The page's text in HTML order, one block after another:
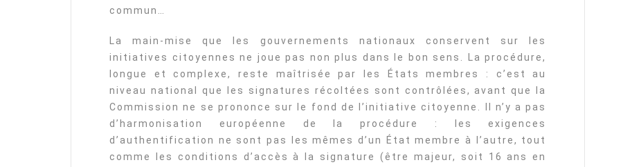
commun…
La main-mise que les gouvernements nationaux conservent sur les
initiatives citoyennes ne joue pas non plus dans le bon sens. La procédure,
longue et complexe, reste maîtrisée par les États membres : c’est au
niveau national que les signatures récoltées sont contrôlées, avant que la
Commission ne se prononce sur le fond de l’initiative citoyenne. Il n’y a pas
d’harmonisation européenne de la procédure : les exigences
d’authentification ne sont pas les mêmes d’un État membre à l’autre, tout
comme les conditions d’accès à la signature (être majeur, soit 16 ans en